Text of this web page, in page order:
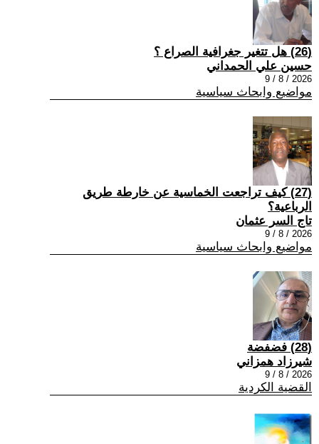
(26) هل تتغير جغرافية الصراع ؟
حسين علي الحمداني
2026 / 8 / 9
مواضيع وابحاث سياسية
(27) كيف تراجعت الخماسية عن خارطة طريق
الرباعية؟
تاج السر عثمان
2026 / 8 / 9
مواضيع وابحاث سياسية
(28) فضفضة
شيرزاد همزاني
2026 / 8 / 9
القضية الكردية